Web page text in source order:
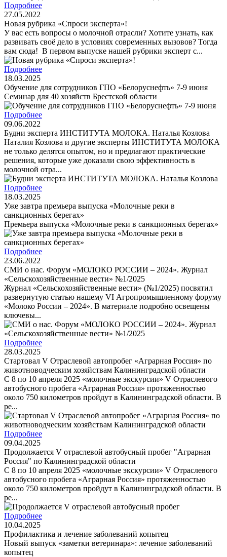
Подробнее
27.05.2022
Новая рубрика «Спроси эксперта»!
У вас есть вопросы о молочной отрасли? Хотите узнать, как
развивать своё дело в условиях современных вызовов? Тогда
вам сюда! В первом выпуске нашей рубрики эксперт с...
Подробнее
18.03.2025
Обучение для сотрудников ГПО «Белоруснефть» 7-9 июня
Семинар для 40 хозяйств Брестской области
Подробнее
09.06.2022
Будни эксперта ИНСТИТУТА МОЛОКА. Наталья Козлова
Наталия Козлова и другие эксперты ИНСТИТУТА МОЛОКА
не только делятся опытом, но и предлагают практические
решения, которые уже доказали свою эффективность в
молочной отра...
Подробнее
18.03.2025
Уже завтра премьера выпуска «Молочные реки в
санкционных берегах»
Премьера выпуска «Молочные реки в санкционных берегах»
Подробнее
23.06.2022
СМИ о нас. Форум «МОЛОКО РОССИИ – 2024». Журнал
«Сельскохозяйственные вести» №1/2025
Журнал «Сельскохозяйственные вести» (№1/2025) посвятил
развернутую статью нашему VI Агропромышленному форуму
«Молоко России – 2024». В материале подробно освещены
ключевы...
Подробнее
28.03.2025
Стартовал V Отраслевой автопробег «Аграрная Россия» по
животноводческим хозяйствам Калининградской области
С 8 по 10 апреля 2025 «молочные экскурсии» V Отраслевого
автобусного пробега «Аграрная Россия» протяженностью
около 750 километров пройдут в Калининградской области. В
ре...
Подробнее
09.04.2025
Продолжается V отраслевой автобусный пробег "Аграрная
Россия" по Калининградской области
С 8 по 10 апреля 2025 «молочные экскурсии» V Отраслевого
автобусного пробега «Аграрная Россия» протяженностью
около 750 километров пройдут в Калининградской области. В
ре...
Подробнее
10.04.2025
Профилактика и лечение заболеваний копытец
Новый выпуск «заметки ветеринара»: лечение заболеваний
копытец